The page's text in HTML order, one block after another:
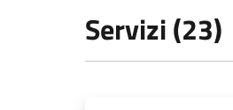
Servizi (23)